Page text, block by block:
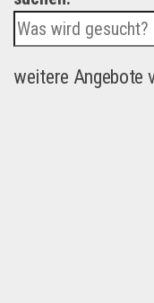
weitere Angebote